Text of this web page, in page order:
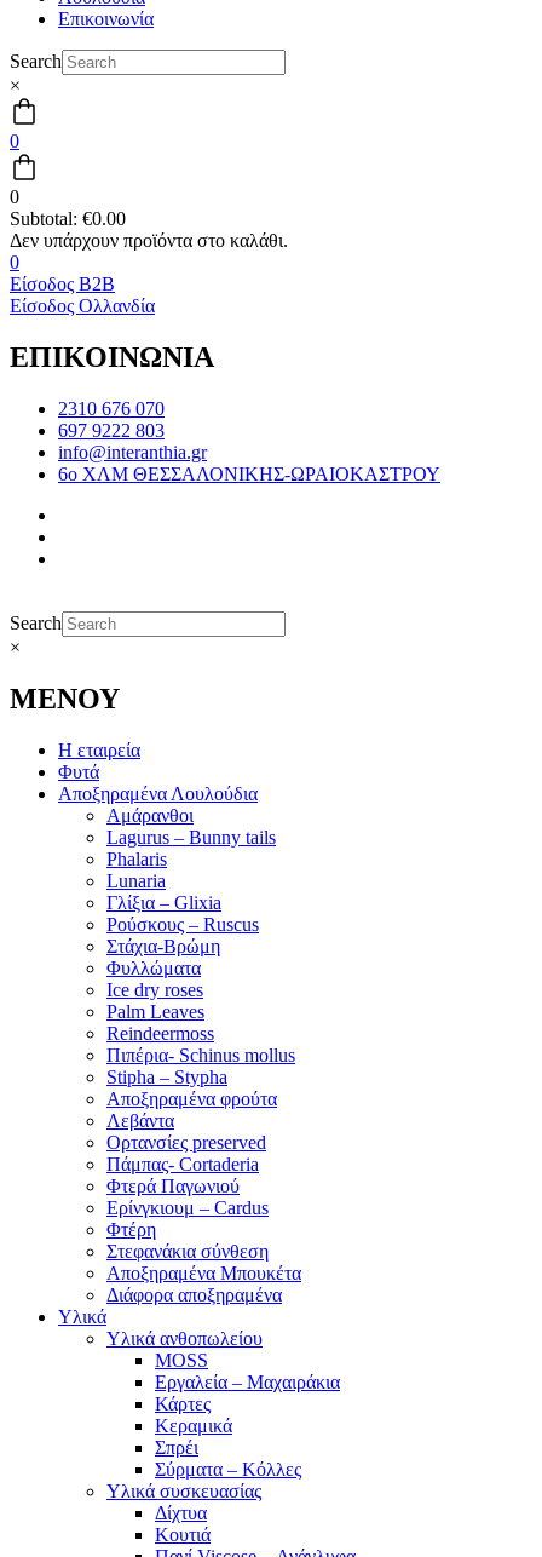
Επικοινωνία
Search
×
0
0
Subtotal: €0.00
0
Είσοδος B2B
Είσοδος Ολλανδία
ΕΠΙΚΟΙΝΩΝΙΑ
2310 676 070
697 9222 803
info@interanthia.gr
6ο ΧΛΜ ΘΕΣΣΑΛΟΝΙΚΗΣ-ΩΡΑΙΟΚΑΣΤΡΟΥ
Search
×
ΜΕΝΟΥ
Η εταιρεία
Φυτά
Αποξηραμένα Λουλούδια
Αμάρανθοι
Lagurus – Bunny tails
Phalaris
Lunaria
Γλίξια – Glixia
Ρούσκους – Ruscus
Στάχια-Βρώμη
Φυλλώματα
Ice dry roses
Palm Leaves
Reindeermoss
Πιπέρια- Schinus mollus
Stipha – Stypha
Αποξηραμένα φρούτα
Λεβάντα
Ορτανσίες preserved
Πάμπας- Cortaderia
Φτερά Παγωνιού
Ερίνγκιουμ – Cardus
Φτέρη
Στεφανάκια σύνθεση
Αποξηραμένα Μπουκέτα
Διάφορα αποξηραμένα
Υλικά
Υλικά ανθοπωλείου
MOSS
Εργαλεία – Μαχαιράκια
Κάρτες
Κεραμικά
Σπρέι
Σύρματα – Κόλλες
Υλικά συσκευασίας
Δίχτυα
Κουτιά